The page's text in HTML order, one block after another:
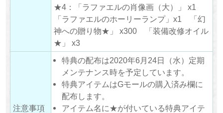
★4：「ラファエルの肖像画（大）」 x1
「ラファエルのホーリーランプ」x1 「幻
神への贈り物★」 x300 「装備改修オイル
★」 x3
注意事項
特典の配布は2020年6月24日（水）定期
メンテナンス時を予定しています。
特典アイテムはGモールの購入済み欄に
配布します。
アイテム名に★が付いている特典アイテ